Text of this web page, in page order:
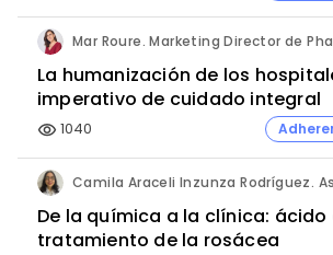
La humanización de los
imperativo de cuidado integral
visibility 1040
De la química a la clínica: ácido
tratamiento de la rosácea